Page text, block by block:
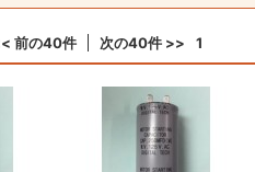
前の40件 次の40件 >> 1